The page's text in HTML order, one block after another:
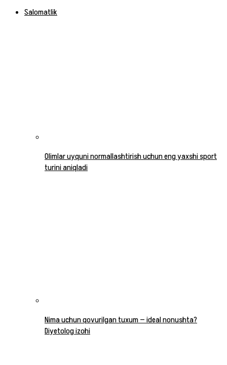
Salomatlik
Olimlar uyquni normallashtirish uchun eng yaxshi sport
turini aniqladi
Nima uchun qovurilgan tuxum — ideal nonushta?
Diyetolog izohi